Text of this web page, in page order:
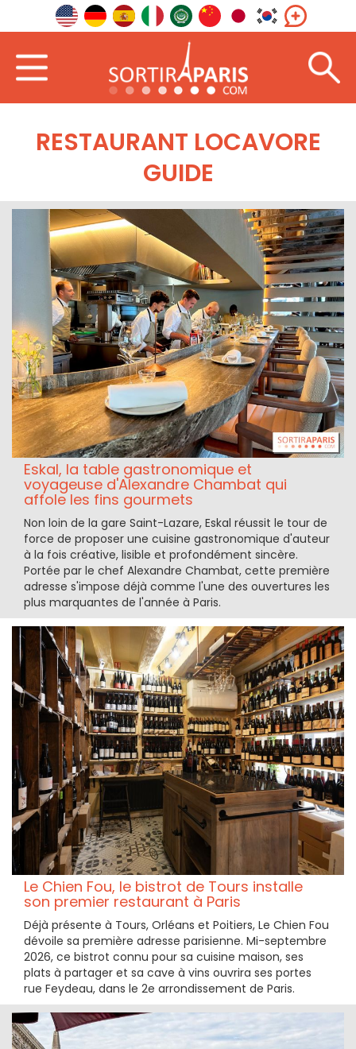
RESTAURANT LOCAVORE
GUIDE
Eskal, la table gastronomique et
voyageuse d'Alexandre Chambat qui
affole les fins gourmets
Non loin de la gare Saint-Lazare, Eskal réussit le tour de
force de proposer une cuisine gastronomique d'auteur
à la fois créative, lisible et profondément sincère.
Portée par le chef Alexandre Chambat, cette première
adresse s'impose déjà comme l'une des ouvertures les
plus marquantes de l'année à Paris.
Le Chien Fou, le bistrot de Tours installe
son premier restaurant à Paris
Déjà présente à Tours, Orléans et Poitiers, Le Chien Fou
dévoile sa première adresse parisienne. Mi-septembre
2026, ce bistrot connu pour sa cuisine maison, ses
plats à partager et sa cave à vins ouvrira ses portes
rue Feydeau, dans le 2e arrondissement de Paris.